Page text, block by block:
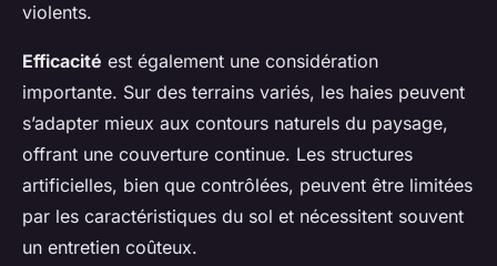
violents.
Efficacité est également une considération
importante. Sur des terrains variés, les haies peuvent
s’adapter mieux aux contours naturels du paysage,
offrant une couverture continue. Les structures
artificielles, bien que contrôlées, peuvent être limitées
par les caractéristiques du sol et nécessitent souvent
un entretien coûteux.